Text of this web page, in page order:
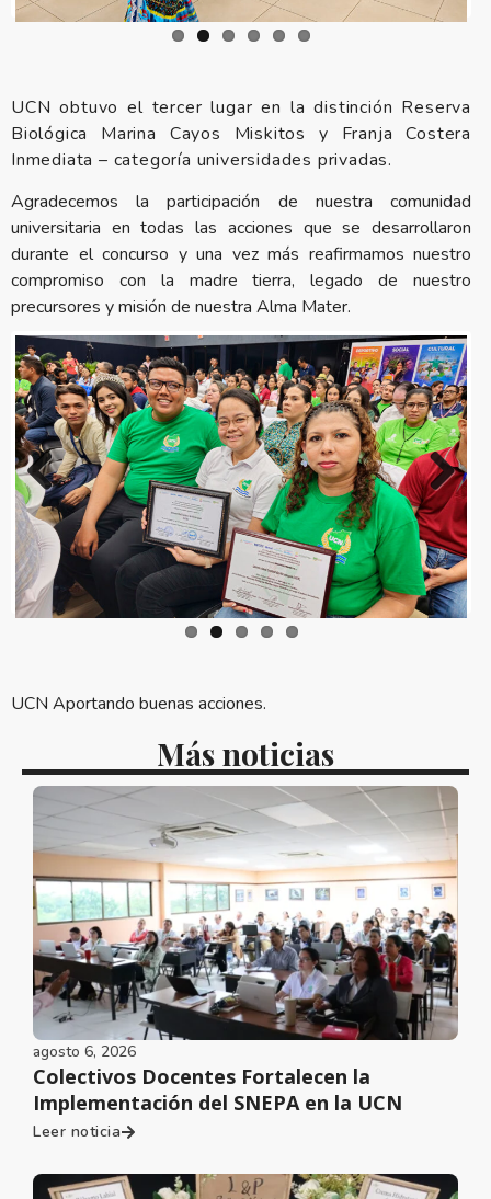
UCN obtuvo el tercer lugar en la distinción Reserva
Biológica Marina Cayos Miskitos y Franja Costera
Inmediata – categoría universidades privadas.
Agradecemos la participación de nuestra comunidad
universitaria en todas las acciones que se desarrollaron
durante el concurso y una vez más reafirmamos nuestro
compromiso con la madre tierra, legado de nuestro
precursores y misión de nuestra Alma Mater.
Previous Next
UCN Aportando buenas acciones.
Más noticias
agosto 6, 2026
Colectivos Docentes Fortalecen la
Implementación del SNEPA en la UCN
Leer noticia